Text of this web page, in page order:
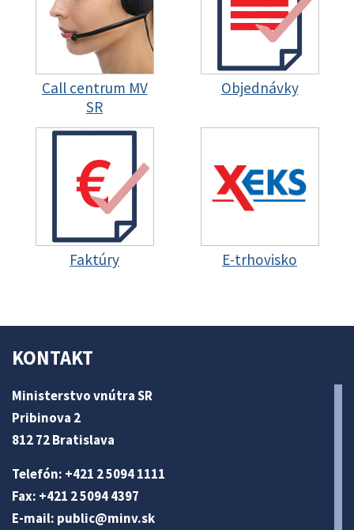
Call centrum MV
SR
Objednávky
Faktúry E-trhovisko
KONTAKT
Ministerstvo vnútra SR
Pribinova 2
812 72 Bratislava
Telefón: +421 2 5094 1111
Fax: +421 2 5094 4397
E-mail: public@minv.sk